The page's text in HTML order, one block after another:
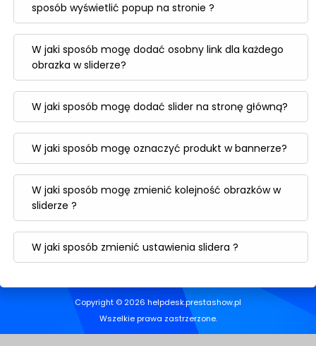
sposób wyświetlić popup na stronie ?
W jaki sposób mogę dodać osobny link dla każdego
obrazka w sliderze?
W jaki sposób mogę dodać slider na stronę główną?
W jaki sposób mogę oznaczyć produkt w bannerze?
W jaki sposób mogę zmienić kolejność obrazków w
sliderze ?
W jaki sposób zmienić ustawienia slidera ?
Copyright © 2026 helpdesk.prestashow.pl
Wszelkie prawa zastrzerzone.